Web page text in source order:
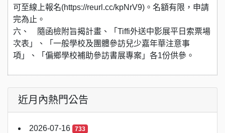
可至線上報名(https://reurl.cc/kpNrV9)。名額有限，申請
完為止。
六、 隨函檢附旨揭計畫、「Tiffi外送中影展平日索票場
次表」、「一般學校及團體參訪兒少嘉年華注意事
項」、「偏鄉學校補助參訪書展專案」各1份供參。
近月內熱門公告
2026-07-16 733